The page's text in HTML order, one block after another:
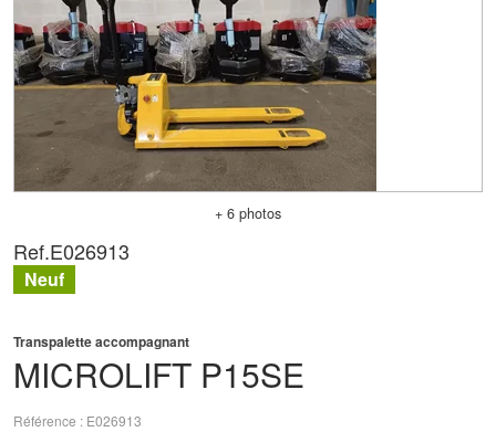
+ 6 photos
MICROLIFT P15SE
Transpalette accompagnant
Référence E026913
Ref.E026913
Neuf